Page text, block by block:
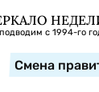
с 1994-го
Смена